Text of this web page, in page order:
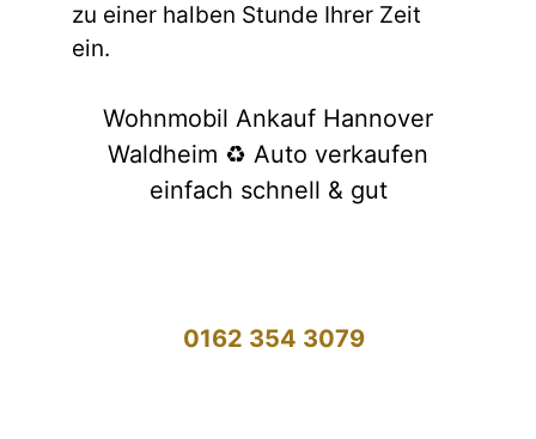
zu einer halben Stunde Ihrer Zeit
ein.
Wohnmobil Ankauf Hannover
Waldheim ♻️ Auto verkaufen
einfach schnell & gut
0162 354 3079